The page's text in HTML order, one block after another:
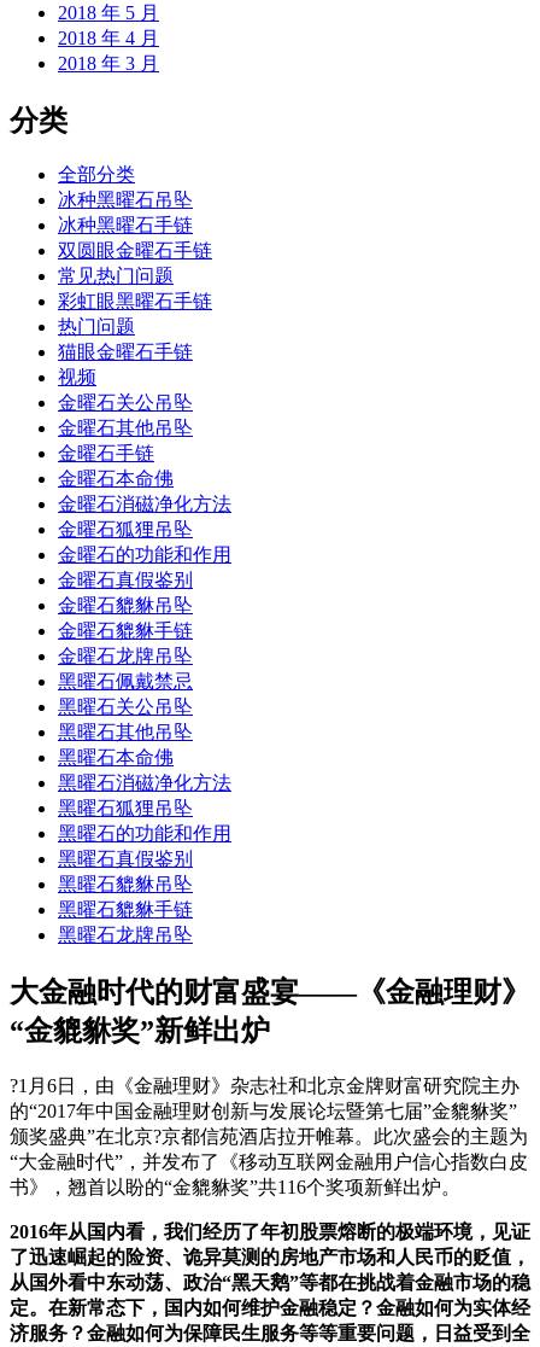
2018 年 5 月
2018 年 4 月
2018 年 3 月
分类
全部分类
冰种黑曜石吊坠
冰种黑曜石手链
双圆眼金曜石手链
常见热门问题
彩虹眼黑曜石手链
热门问题
猫眼金曜石手链
视频
金曜石关公吊坠
金曜石其他吊坠
金曜石手链
金曜石本命佛
金曜石消磁净化方法
金曜石狐狸吊坠
金曜石的功能和作用
金曜石真假鉴别
金曜石貔貅吊坠
金曜石貔貅手链
金曜石龙牌吊坠
黑曜石佩戴禁忌
黑曜石关公吊坠
黑曜石其他吊坠
黑曜石本命佛
黑曜石消磁净化方法
黑曜石狐狸吊坠
黑曜石的功能和作用
黑曜石真假鉴别
黑曜石貔貅吊坠
黑曜石貔貅手链
黑曜石龙牌吊坠
大金融时代的财富盛宴——《金融理财》
“金貔貅奖”新鲜出炉
?1月6日，由《金融理财》杂志社和北京金牌财富研究院主办
的“2017年中国金融理财创新与发展论坛暨第七届”金貔貅奖”
颁奖盛典”在北京?京都信苑酒店拉开帷幕。此次盛会的主题为
“大金融时代”，并发布了《移动互联网金融用户信心指数白皮
书》，翘首以盼的“金貔貅奖”共116个奖项新鲜出炉。
2016年从国内看，我们经历了年初股票熔断的极端环境，见证
了迅速崛起的险资、诡异莫测的房地产市场和人民币的贬值，
从国外看中东动荡、政治“黑天鹅”等都在挑战着金融市场的稳
定。在新常态下，国内如何维护金融稳定？金融如何为实体经
济服务？金融如何为保障民生服务等等重要问题，日益受到全